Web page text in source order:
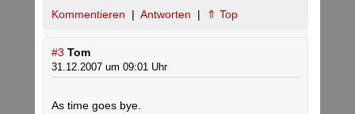
Kommentieren | Antworten | ⇑ Top
#3 Tom
31.12.2007 um 09:01 Uhr
As time goes bye.